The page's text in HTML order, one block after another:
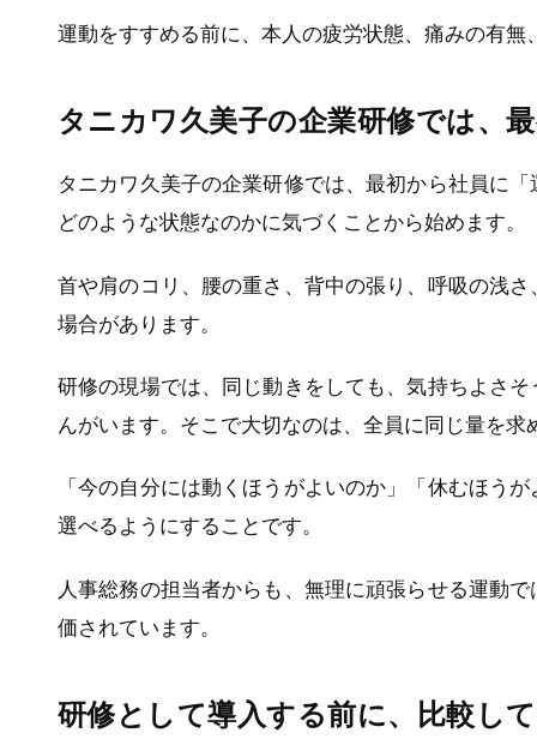
運動をすすめる前に、本人の疲労状態、痛みの有
タニカワ久美子の企業研修では、
タニカワ久美子の企業研修では、最初から社員に
どのような状態なのかに気づくことから始めます。
首や肩のコリ、腰の重さ、背中の張り、呼吸の浅
場合があります。
研修の現場では、同じ動きをしても、気持ちよさ
んがいます。そこで大切なのは、全員に同じ量を求
「今の自分には動くほうがよいのか」「休むほう
選べるようにすることです。
人事総務の担当者からも、無理に頑張らせる運動
価されています。
研修として導入する前に、比較し